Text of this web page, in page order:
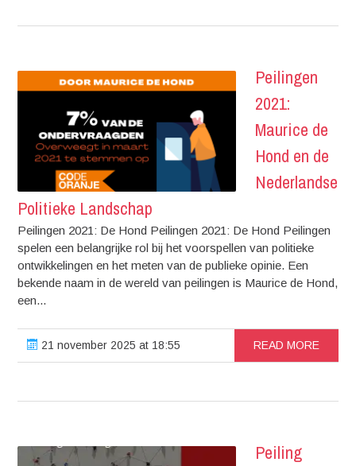
Peilingen
2021:
Maurice de
Hond en de
Nederlandse
Politieke Landschap
Peilingen 2021: De Hond Peilingen 2021: De Hond Peilingen
spelen een belangrijke rol bij het voorspellen van politieke
ontwikkelingen en het meten van de publieke opinie. Een
bekende naam in de wereld van peilingen is Maurice de Hond,
een...
21 november 2025 at 18:55 READ MORE
Peiling